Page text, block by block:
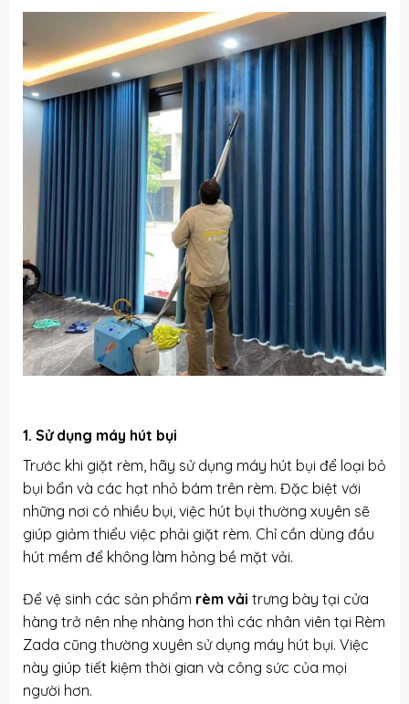
1. Sử dụng máy hút bụi
Trước khi giặt rèm, hãy sử dụng máy hút bụi để loại bỏ
bụi bẩn và các hạt nhỏ bám trên rèm. Đặc biệt với
những nơi có nhiều bụi, việc hút bụi thường xuyên sẽ
giúp giảm thiểu việc phải giặt rèm. Chỉ cần dùng đầu
hút mềm để không làm hỏng bề mặt vải.
Để vệ sinh các sản phẩm rèm vải trưng bày tại cửa
hàng trở nên nhẹ nhàng hơn thì các nhân viên tại Rèm
Zada cũng thường xuyên sử dụng máy hút bụi. Việc
này giúp tiết kiệm thời gian và công sức của mọi
người hơn.